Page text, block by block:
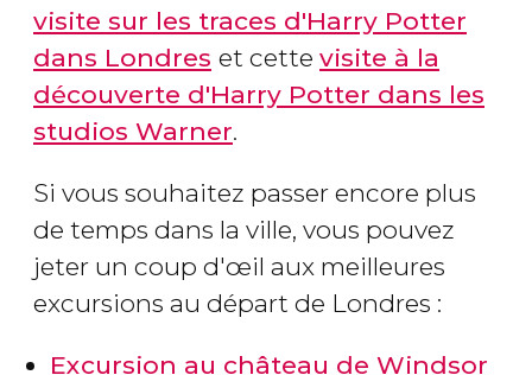
visite sur les traces d'Harry Potter
dans Londres et cette visite à la
découverte d'Harry Potter dans les
studios Warner.
Si vous souhaitez passer encore plus
de temps dans la ville, vous pouvez
jeter un coup d'œil aux meilleures
excursions au départ de Londres :
Excursion au château de Windsor